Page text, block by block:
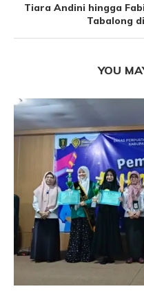
Tiara Andini hingga
Tabalong
YOU